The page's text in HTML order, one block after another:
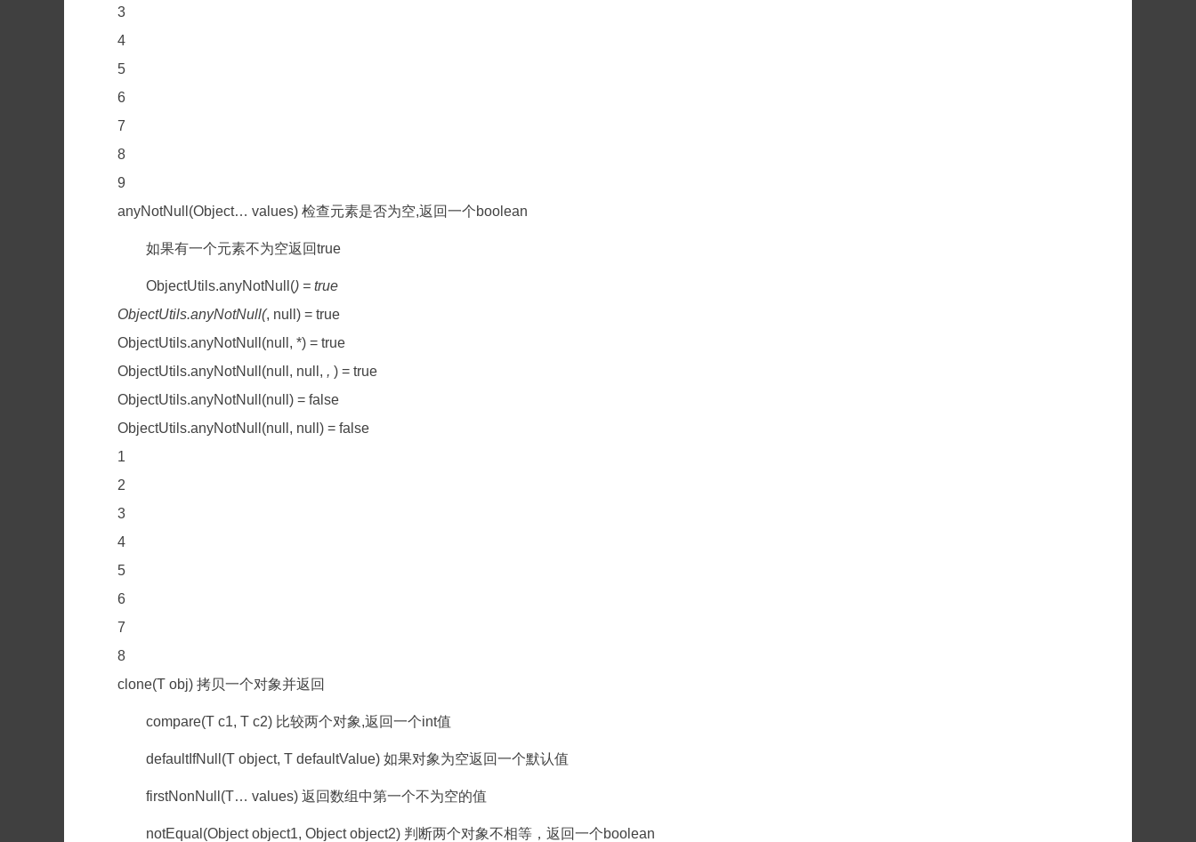
3
4
5
6
7
8
9
anyNotNull(Object… values) 检查元素是否为空,返回一个boolean
如果有一个元素不为空返回true
ObjectUtils.anyNotNull() = true
ObjectUtils.anyNotNull(, null) = true
ObjectUtils.anyNotNull(null, *) = true
ObjectUtils.anyNotNull(null, null, , ) = true
ObjectUtils.anyNotNull(null) = false
ObjectUtils.anyNotNull(null, null) = false
1
2
3
4
5
6
7
8
clone(T obj) 拷贝一个对象并返回
compare(T c1, T c2) 比较两个对象,返回一个int值
defaultIfNull(T object, T defaultValue) 如果对象为空返回一个默认值
firstNonNull(T… values) 返回数组中第一个不为空的值
notEqual(Object object1, Object object2) 判断两个对象不相等，返回一个boolean